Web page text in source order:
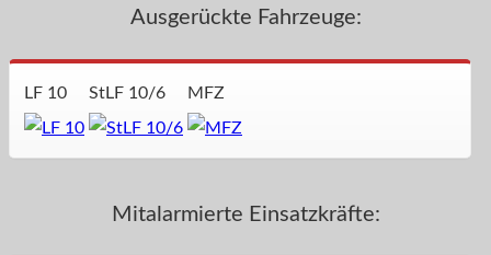
Ausgerückte Fahrzeuge:
LF 10 StLF 10/6 MFZ
Mitalarmierte Einsatzkräfte: